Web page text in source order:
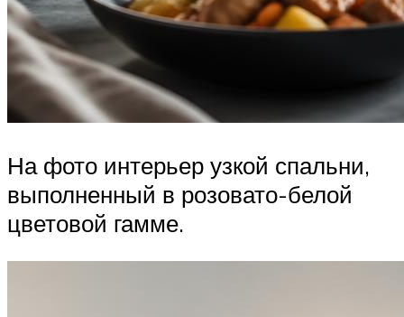
На фото интерьер узкой спальни,
выполненный в розовато-белой
цветовой гамме.